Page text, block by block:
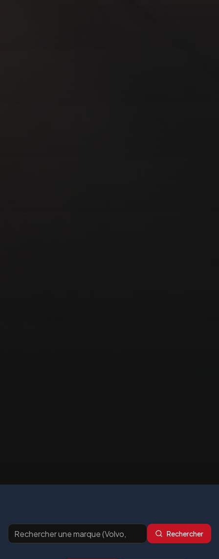
Rechercher